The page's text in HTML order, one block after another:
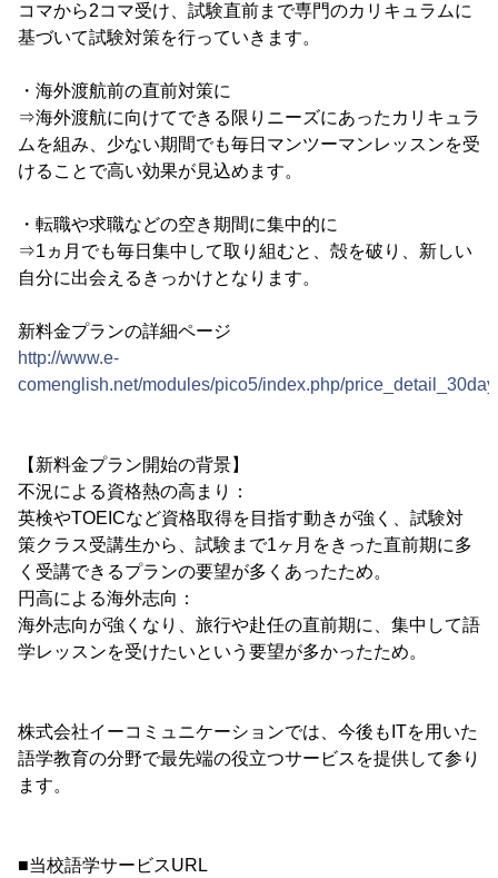
コマから2コマ受け、試験直前まで専門のカリキュラムに
基づいて試験対策を行っていきます。
・海外渡航前の直前対策に
⇒海外渡航に向けてできる限りニーズにあったカリキュラ
ムを組み、少ない期間でも毎日マンツーマンレッスンを受
けることで高い効果が見込めます。
・転職や求職などの空き期間に集中的に
⇒1ヵ月でも毎日集中して取り組むと、殻を破り、新しい
自分に出会えるきっかけとなります。
新料金プランの詳細ページ
http://www.e-
comenglish.net/modules/pico5/index.php/
【新料金プラン開始の背景】
不況による資格熱の高まり：
英検やTOEICなど資格取得を目指す動きが強く、試験対
策クラス受講生から、試験まで1ヶ月をきった直前期に多
く受講できるプランの要望が多くあったため。
円高による海外志向：
海外志向が強くなり、旅行や赴任の直前期に、集中して語
学レッスンを受けたいという要望が多かったため。
株式会社イーコミュニケーションでは、今後もITを用いた
語学教育の分野で最先端の役立つサービスを提供して参り
ます。
■当校語学サービスURL